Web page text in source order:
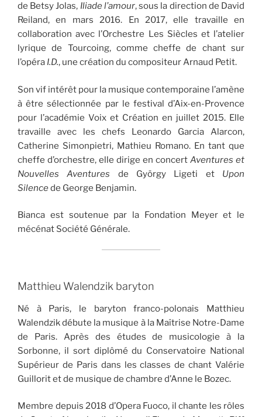
de Betsy Jolas, Iliade l’amour, sous la direction de David
Reiland, en mars 2016. En 2017, elle travaille en
collaboration avec l’Orchestre Les Siècles et l’atelier
lyrique de Tourcoing, comme cheffe de chant sur
l’opéra I.D., une création du compositeur Arnaud Petit.
Son vif intérêt pour la musique contemporaine l’amène
à être sélectionnée par le festival d’Aix-en-Provence
pour l’académie Voix et Création en juillet 2015. Elle
travaille avec les chefs Leonardo Garcia Alarcon,
Catherine Simonpietri, Mathieu Romano. En tant que
cheffe d’orchestre, elle dirige en concert Aventures et
Nouvelles Aventures de György Ligeti et Upon
Silencede George Benjamin.
Bianca est soutenue par la Fondation Meyer et le
mécénat Société Générale.
Matthieu Walendzik baryton
Né à Paris, le baryton franco-polonais Matthieu
Walendzik débute la musique à la Maîtrise Notre-Dame
de Paris. Après des études de musicologie à la
Sorbonne, il sort diplômé du Conservatoire National
Supérieur de Paris dans les classes de chant Valérie
Guillorit et de musique de chambre d’Anne le Bozec.
Membre depuis 2018 d’Opera Fuoco, il chante les rôles